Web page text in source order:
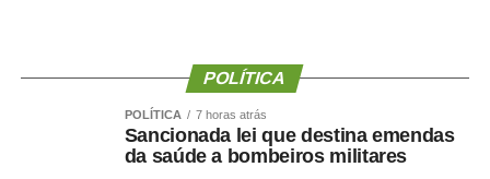
Mulher de Cuiabá, também aponta a
visibilidade dada ao problema como um
dos maiores legados da legislação.
“Um dos principais avanços foi,
POLÍTICA
POLÍTICA 7 horas atrás
Sancionada lei que destina emendas
da saúde a bombeiros militares